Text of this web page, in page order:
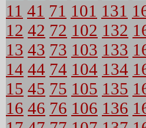
11 41 71 101 131
12 42 72 102 132
13 43 73 103 133
14 44 74 104 134
15 45 75 105 135
16 46 76 106 136